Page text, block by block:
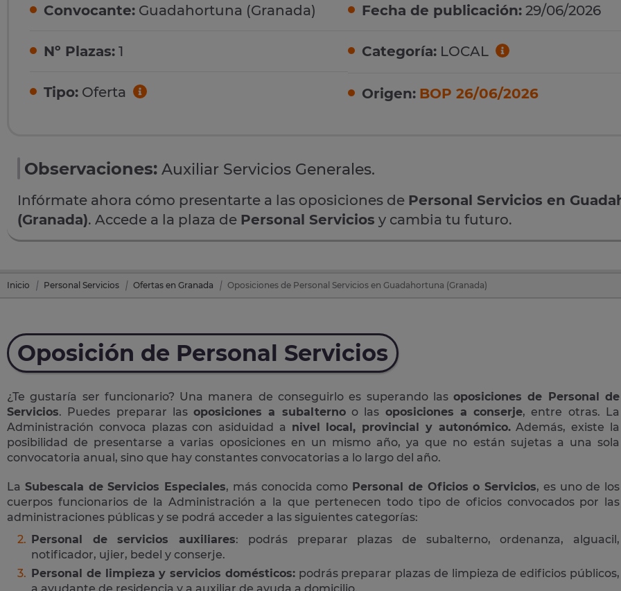
Convocante: Guadahortuna (Granada)
Nº Plazas: 1
Tipo: Oferta
Fecha de publicación: 29/06/2026
Categoría: LOCAL
Origen: BOP 26/06/2026
Observaciones: Auxiliar Servicios Generales.
Infórmate ahora cómo presentarte a las oposiciones de Personal Servicios en
(Granada). Accede a la plaza de Personal Servicios y cambia tu futuro.
Inicio Personal Servicios Ofertas en Granada Oposiciones de Personal Servicios en Guadahortuna (Granada)
Oposición de Personal Servicios
¿Te gustaría ser funcionario? Una manera de conseguirlo es superando lasoposiciones de Personal de
Servicios. Puedes preparar lasoposiciones a subalternoo las oposiciones a conserje, entre otras. La
Administración convoca plazas con asiduidad a nivel local, provincial y autonómico.Además, existe la
posibilidad de presentarse a varias oposiciones en un mismo año, ya que no están sujetas a una sola
convocatoria anual, sino que hay constantes convocatorias a lo largo del año.
La Subescala de Servicios Especiales, más conocida como Personal de Oficios o Servicios, es uno de los
cuerpos funcionarios de la Administración a la que pertenecen todo tipo de oficios convocados por las
administraciones públicas y se podrá acceder a las siguientes categorías:
Personal de servicios auxiliares: podrás preparar plazas de subalterno, ordenanza, alguacil,
notificador, ujier, bedel y conserje.
Personal de limpieza y servicios domésticos:podrás preparar plazas de limpieza de edificios públicos,